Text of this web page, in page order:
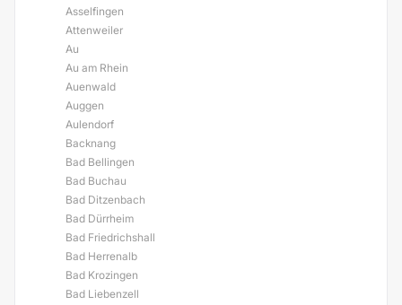
Asselfingen
Attenweiler
Au
Au am Rhein
Auenwald
Auggen
Aulendorf
Backnang
Bad Bellingen
Bad Buchau
Bad Ditzenbach
Bad Dürrheim
Bad Friedrichshall
Bad Herrenalb
Bad Krozingen
Bad Liebenzell